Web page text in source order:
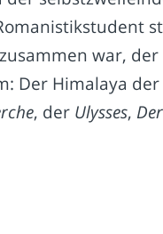
war, der
Der Himalaya der
, der Ulysses,